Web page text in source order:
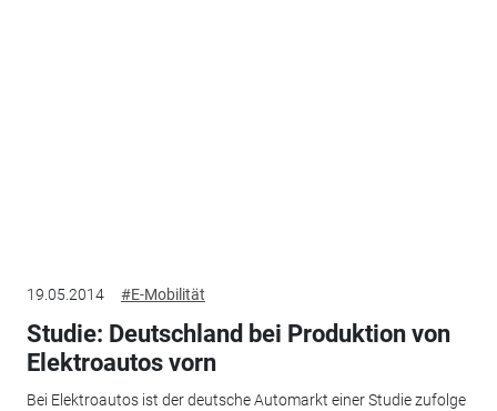
19.05.2014 #E-Mobilität
Studie: Deutschland bei Produktion von
Elektroautos vorn
Bei Elektroautos ist der deutsche Automarkt einer Studie zufolge